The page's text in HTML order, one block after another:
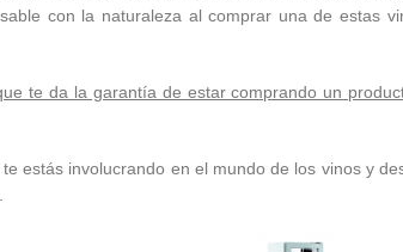
con la naturaleza al comprar una de estas
te da la garantía de estar comprando un
estás involucrando en el mundo de los vinos y